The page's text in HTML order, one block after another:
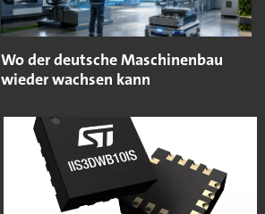
Wo der deutsche Maschinenbau
wieder wachsen kann